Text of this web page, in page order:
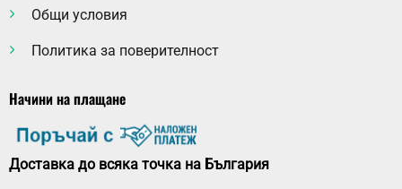
Общи условия
Политика за поверителност
Начини на плащане
Доставка до всяка точка на България